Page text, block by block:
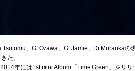
、Gt.Ozawa、Gt.Jamie、Dr.Muraokaの
た。
年には1st mini Album「Lime Green」をリリ